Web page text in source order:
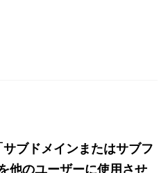
ブドメインまたはサブフ
他のユーザーに使用させ